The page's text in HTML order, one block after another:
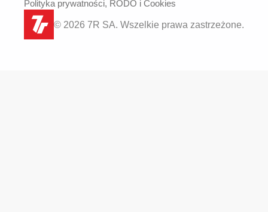
© 2026 7R SA. Wszelkie prawa zastrzeżone.
Polityka prywatności, RODO i Cookies